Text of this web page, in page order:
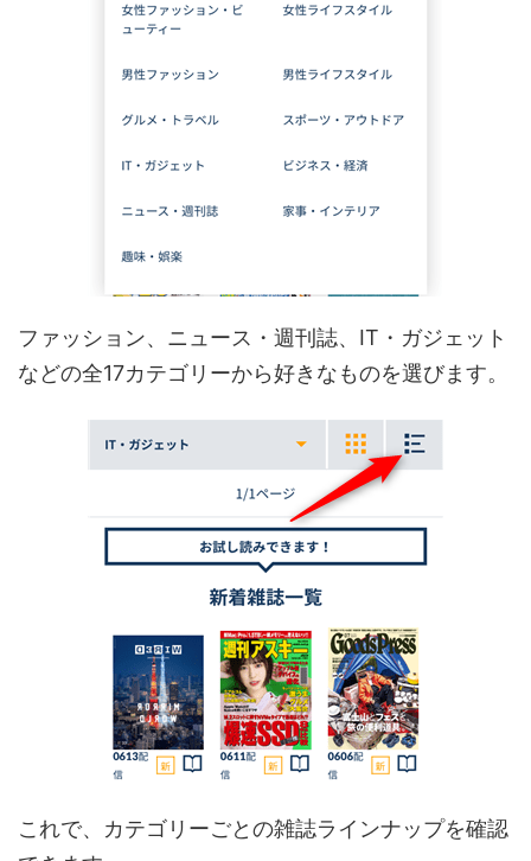
ファッション、ニュース・週刊誌、IT・ガジェット
などの全17カテゴリーから好きなものを選びます。
これで、カテゴリーごとの雑誌ラインナップを確認